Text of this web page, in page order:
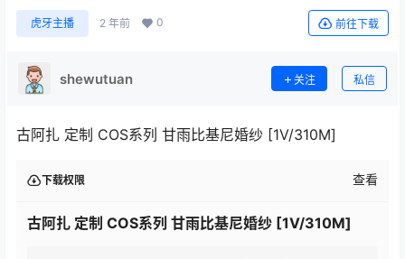
虎牙主播 2 年前 0 前往下载
shewutuan 关注 私信
古阿扎 定制 COS系列 甘雨比基尼婚纱 [1V/310M]
下载权限 查看
古阿扎 定制 COS系列 甘雨比基尼婚纱 [1V/310M]